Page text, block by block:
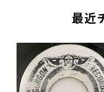
最近